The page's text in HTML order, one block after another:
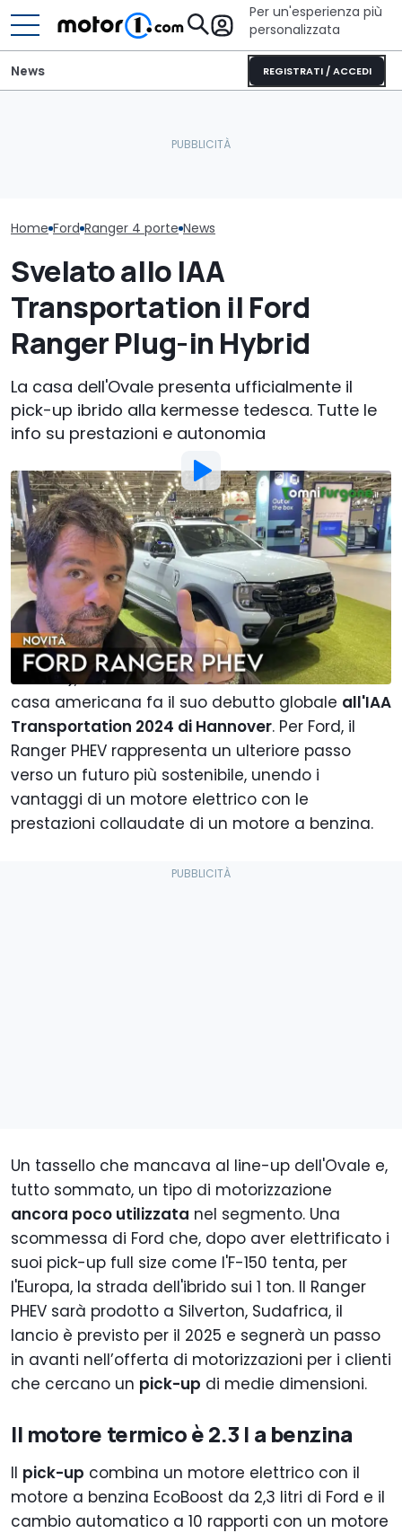
Per un'esperienza più
personalizzata
REGISTRATI / ACCEDI
News
Home Ford Ranger 4 porte News
Svelato allo IAA
Transportation il Ford
Ranger Plug-in Hybrid
La casa dell'Ovale presenta ufficialmente il
pick-up ibrido alla kermesse tedesca. Tutte le
info su prestazioni e autonomia
Foto di:Motor1.com
Di: Francesco Stazi
Pubblicato da:Francesco Stazi
18 Set 2024 alle16:00
Aggiungi Motor1.com alle
fonti preferite su Google
IlFord Ranger PHEV(Plug-in Hybrid Electric
Vehicle), annunciato ormai un anno fa dalla
casa americana fa il suo debutto globale all'IAA
Transportation 2024 di Hannover. Per Ford, il
Ranger PHEV rappresenta un ulteriore passo
verso un futuro più sostenibile, unendo i
vantaggi di un motore elettrico con le
prestazioni collaudate di un motore a benzina.
Un tassello che mancava al line-up dell'Ovale e,
tutto sommato, un tipo di motorizzazione
ancora poco utilizzata nel segmento. Una
scommessa di Ford che, dopo aver elettrificato i
suoi pick-up full size come l'F-150 tenta, per
l'Europa, la strada dell'ibrido sui 1 ton. Il Ranger
PHEV sarà prodotto a Silverton, Sudafrica, il
lancio è previsto per il 2025 e segnerà un passo
in avanti nell’offerta di motorizzazioni per i clienti
che cercano un pick-up di medie dimensioni.
Il motore termico è 2.3 l a benzina
Il pick-up combina un motore elettrico con il
motore a benzina EcoBoost da 2,3 litri di Ford e il
cambio automatico a 10 rapporti con un motore